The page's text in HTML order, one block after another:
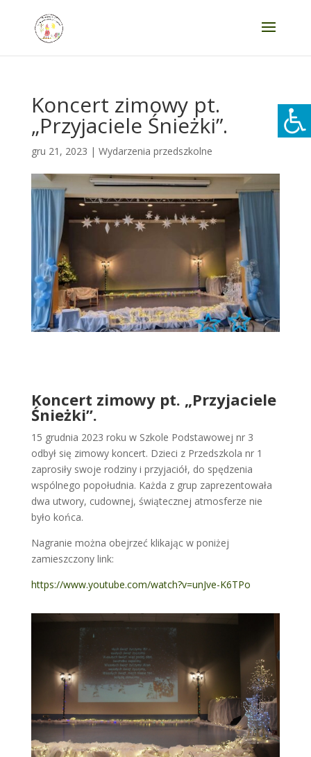
Koncert zimowy pt.
„Przyjaciele Śnieżki”.
gru 21, 2023 | Wydarzenia przedszkolne
Koncert zimowy pt. „Przyjaciele
Śnieżki”.
15 grudnia 2023 roku w Szkole Podstawowej nr 3
odbył się zimowy koncert. Dzieci z Przedszkola nr 1
zaprosiły swoje rodziny i przyjaciół, do spędzenia
wspólnego popołudnia. Każda z grup zaprezentowała
dwa utwory, cudownej, świątecznej atmosferze nie
było końca.
Nagranie można obejrzeć klikając w poniżej
zamieszczony link:
https://www.youtube.com/watch?v=unJve-K6TPo